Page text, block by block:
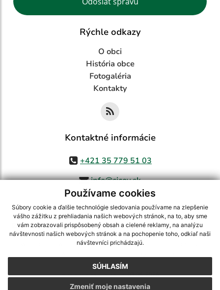
Používame cookies
Súbory cookie a ďalšie technológie sledovania používame na zlepšenie
vášho zážitku z prehliadania našich webových stránok, na to, aby sme
vám zobrazovali prispôsobený obsah a cielené reklamy, na analýzu
návštevnosti našich webových stránok a na pochopenie toho, odkiaľ naši
návštevníci prichádzajú.
SÚHLASÍM
Zmeniť moje nastavenia
Rýchle odkazy
O obci
História obce
Fotogaléria
Kontakty
Kontaktné informácie
+421 35 779 51 03
info@cicov.sk
využite možnosť získavania aktuálnych informácií s využitím RSS
CMS systém (redakčný) systém ECHELON 2,Mapa stránok,web portál
webex.digital, s.r.o.,domény,registrácia domény
Posledná aktualizácia:03.08.2026